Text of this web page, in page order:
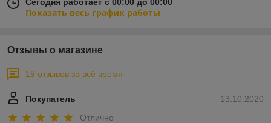
Показать весь график работы
Отзывы о магазине
19 отзывов за всё время
13.10.2020
Покупатель
Отлично